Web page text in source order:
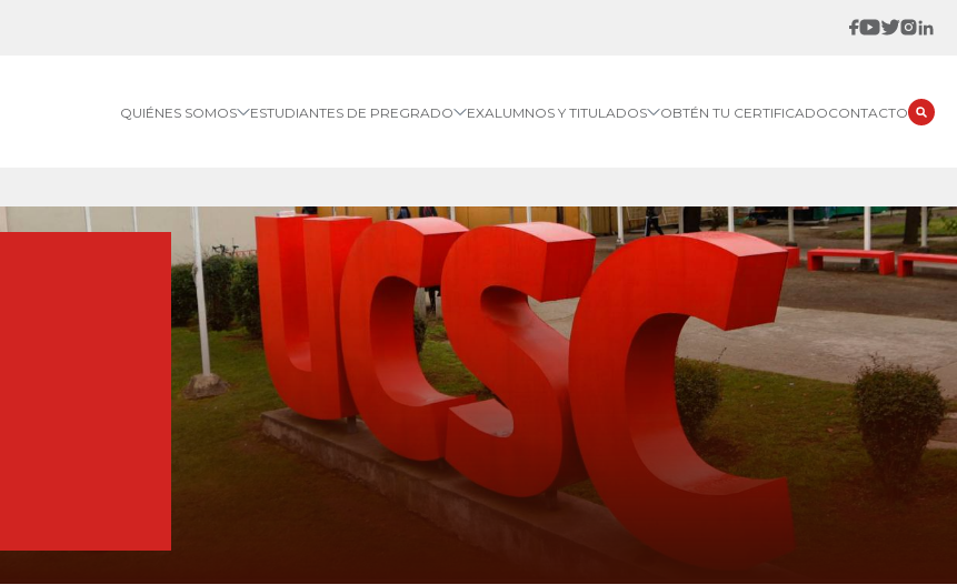
QUIÉNES SOMOS ESTUDIANTES DE PREGRADO EXALUMNOS Y TITULADOS OBTÉN TU CERTIFICADOCONTACTO